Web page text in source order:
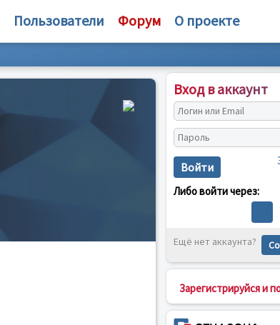
Пользователи Форум О проекте
Вход в аккаунт
Войти
Либо войти через:
Ещё нет аккаунта?
Зарегистрируйся и